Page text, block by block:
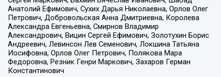
Анатолий Ефимович, Сухих Дарья Николаевна, Орлов Олег
Петрович, Добровольская Анна Дмитриевна, Королева
Александра Евгеньевна, Смирнов Владимир
Александрович, Вицин Сергей Ефимович, Золотухин Борис
Андреевич, Левинсон Лев Семенович, Локшина Татьяна
Иосифовна, Орлов Олег Петрович, Полякова Мара
Федоровна, Резник Генри Маркович, Захаров Герман
Константинович